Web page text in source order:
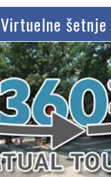
Virtuelne šetnje